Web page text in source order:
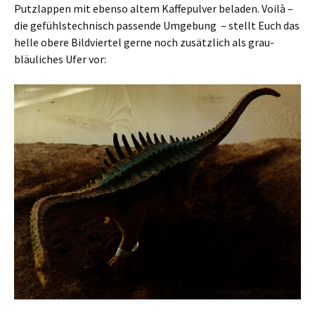
Putzlappen mit ebenso altem Kaffepulver beladen. Voilà –
die gefühlstechnisch passende Umgebung – stellt Euch das
helle obere Bildviertel gerne noch zusätzlich als grau-
bläuliches Ufer vor: